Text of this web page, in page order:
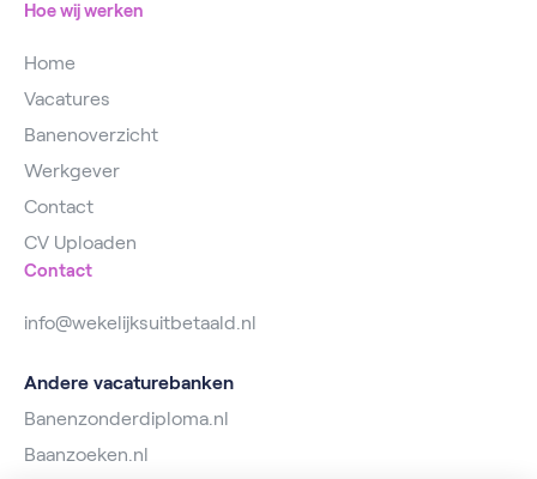
Hoe wij werken
Home
Vacatures
Banenoverzicht
Werkgever
Contact
CV Uploaden
Contact
info@wekelijksuitbetaald.nl
Andere vacaturebanken
Banenzonderdiploma.nl
Baanzoeken.nl